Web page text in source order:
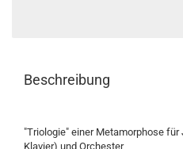
Beschreibung
"Triologie" einer Metamorphose für
Klavier) und Orchester